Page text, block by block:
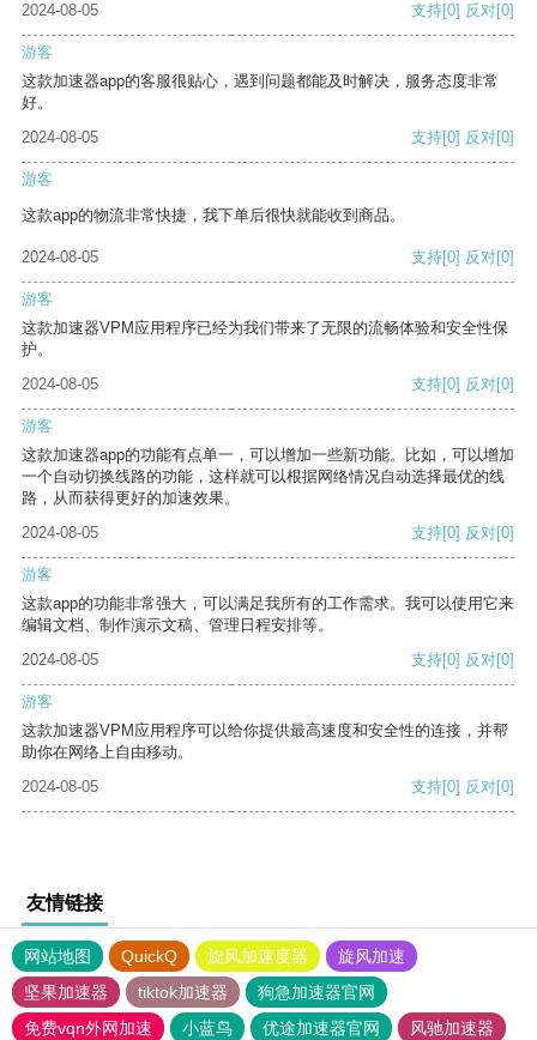
2024-08-05
支持[0] 反对[0]
游客
这款加速器app的客服很贴心，遇到问题都能及时解决，服务态度非常
好。
2024-08-05
支持[0] 反对[0]
游客
这款app的物流非常快捷，我下单后很快就能收到商品。
2024-08-05 支持[0] 反对[0]
游客
这款加速器VPM应用程序已经为我们带来了无限的流畅体验和安全性保
护。
2024-08-05
支持[0] 反对[0]
游客
这款加速器app的功能有点单一，可以增加一些新功能。比如，可以增加
一个自动切换线路的功能，这样就可以根据网络情况自动选择最优的线
路，从而获得更好的加速效果。
2024-08-05
支持[0] 反对[0]
游客
这款app的功能非常强大，可以满足我所有的工作需求。我可以使用它来
编辑文档、制作演示文稿、管理日程安排等。
2024-08-05
支持[0] 反对[0]
游客
这款加速器VPM应用程序可以给你提供最高速度和安全性的连接，并帮
助你在网络上自由移动。
2024-08-05
支持[0] 反对[0]
友情链接
网站地图 QuickQ 旋风加速度器
旋风加速
坚果加速器
tiktok加速器
狗急加速器官网
免费vqn外网加速
小蓝鸟 优途加速器官网
风驰加速器